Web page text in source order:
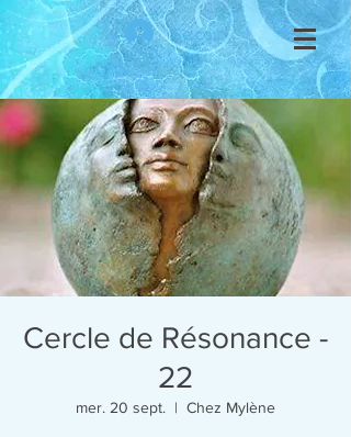
Se connecter
Cercle de Résonance -
22
mer. 20 sept.
  |
Chez Mylène